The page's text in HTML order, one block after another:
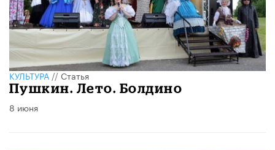
КУЛЬТУРА//Статья
Пушкин. Лето. Болдино
8 июня